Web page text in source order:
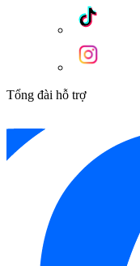
Tổng đài hỗ trợ